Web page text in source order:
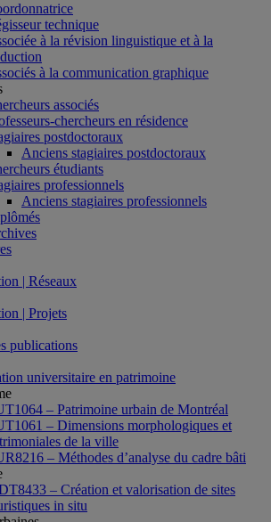
technique
à la révision linguistique et à la
à la communication graphique
associés
chercheurs en résidence
postdoctoraux
Anciens stagiaires postdoctoraux
étudiants
professionnels
Anciens stagiaires professionnels
| Réseaux
| Projets
publications
universitaire en patrimoine
– Patrimoine urbain de Montréal
– Dimensions morphologiques et
de la ville
– Méthodes d’analyse du cadre bâti
– Création et valorisation de sites
in situ